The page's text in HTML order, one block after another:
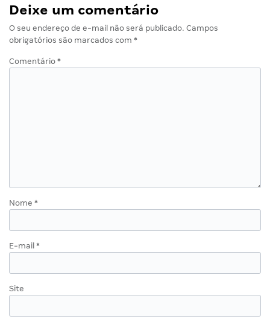
Deixe um comentário
O seu endereço de e-mail não será publicado. Campos
obrigatórios são marcados com *
Comentário *
Nome *
E-mail *
Site